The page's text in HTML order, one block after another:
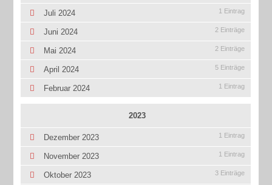
Juli 2024 1 Eintrag
Juni 2024 2 Einträge
Mai 2024 2 Einträge
April 2024 5 Einträge
Februar 2024 1 Eintrag
2023
Dezember 2023 1 Eintrag
November 2023 1 Eintrag
Oktober 2023 3 Einträge